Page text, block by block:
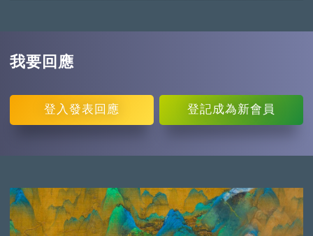
我要回應
登入 發表回應 登記成為新會員